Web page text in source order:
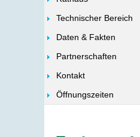
Technischer Bereich
Daten & Fakten
Partnerschaften
Kontakt
Öffnungszeiten